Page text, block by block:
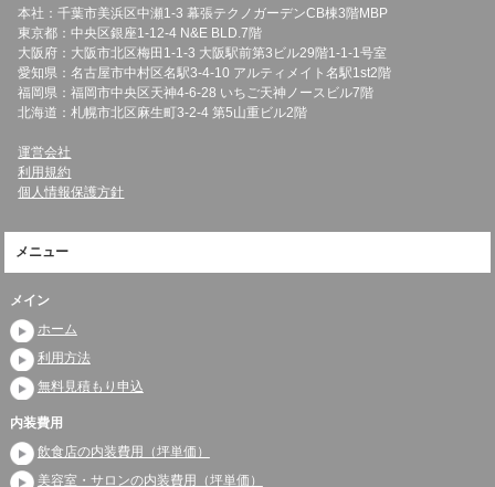
本社：千葉市美浜区中瀬1-3 幕張テクノガーデンCB棟3階MBP
東京都：中央区銀座1-12-4 N&E BLD.7階
大阪府：大阪市北区梅田1-1-3 大阪駅前第3ビル29階1-1-1号室
愛知県：名古屋市中村区名駅3-4-10 アルティメイト名駅1st2階
福岡県：福岡市中央区天神4-6-28 いちご天神ノースビル7階
北海道：札幌市北区麻生町3-2-4 第5山重ビル2階
運営会社
利用規約
個人情報保護方針
メニュー
メイン
ホーム
利用方法
無料見積もり申込
内装費用
飲食店の内装費用（坪単価）
美容室・サロンの内装費用（坪単価）